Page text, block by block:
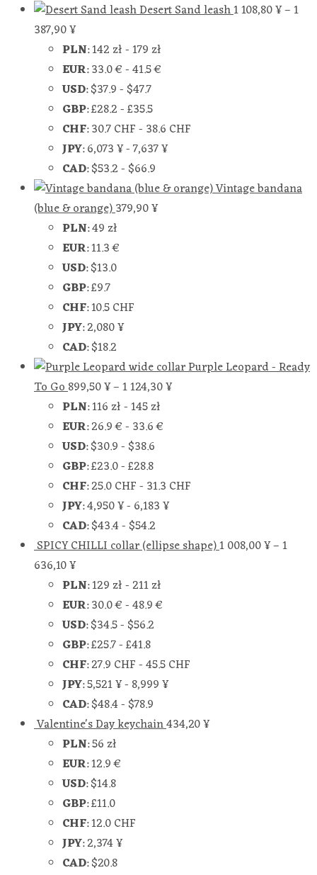
Desert Sand leash1 108,80¥–1
387,90¥
PLN:142 zł-179 zł
EUR:33.0 €-41.5 €
USD:$37.9- $47.7
GBP:£28.2-£35.5
CHF:30.7 CHF- 38.6 CHF
JPY:6,073 ¥-7,637 ¥
CAD:$53.2- $66.9
Vintage bandana
(blue & orange)379,90¥
PLN:49 zł
EUR:11.3 €
USD:$13.0
GBP:£9.7
CHF:10.5 CHF
JPY:2,080 ¥
CAD:$18.2
Purple Leopard - Ready
To Go899,50¥–1 124,30¥
PLN:116 zł-145 zł
EUR:26.9 €- 33.6 €
USD:$30.9- $38.6
GBP:£23.0-£28.8
CHF:25.0 CHF- 31.3 CHF
JPY:4,950 ¥- 6,183 ¥
CAD:$43.4- $54.2
SPICY CHILLI collar (ellipse shape)1 008,00¥–1
636,10¥
PLN:129 zł- 211 zł
EUR:30.0 €-48.9 €
USD:$34.5- $56.2
GBP:£25.7-£41.8
CHF:27.9 CHF-45.5 CHF
JPY:5,521 ¥- 8,999 ¥
CAD:$48.4- $78.9
Valentine's Day keychain434,20¥
PLN:56 zł
EUR:12.9 €
USD:$14.8
GBP:£11.0
CHF:12.0 CHF
JPY:2,374 ¥
CAD:$20.8